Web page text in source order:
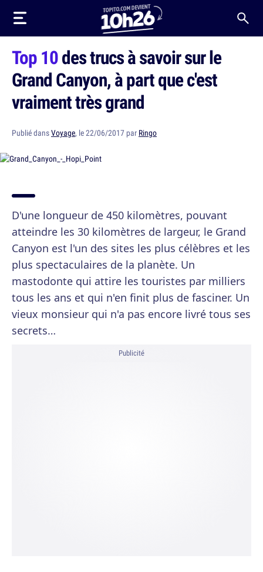
Top 10des trucs à savoir sur le
Grand Canyon, à part que c'est
vraiment très grand
Publié dansVoyage, le 22/06/2017 par Ringo
D'une longueur de 450 kilomètres, pouvant
atteindre les 30 kilomètres de largeur, le Grand
Canyon est l'un des sites les plus célèbres et les
plus spectaculaires de la planète. Un
mastodonte qui attire les touristes par milliers
tous les ans et qui n'en finit plus de fasciner. Un
vieux monsieur qui n'a pas encore livré tous ses
secrets…
Publicité